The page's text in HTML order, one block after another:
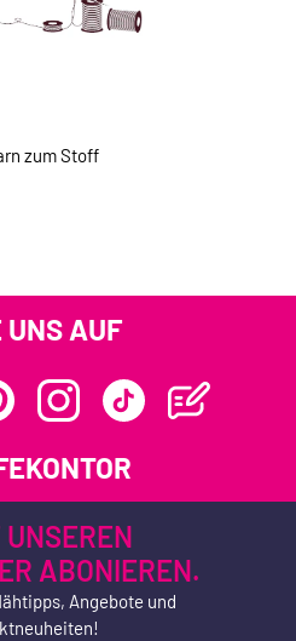
zum Stoff
UNS AUF
ABONIEREN.
Angebote und